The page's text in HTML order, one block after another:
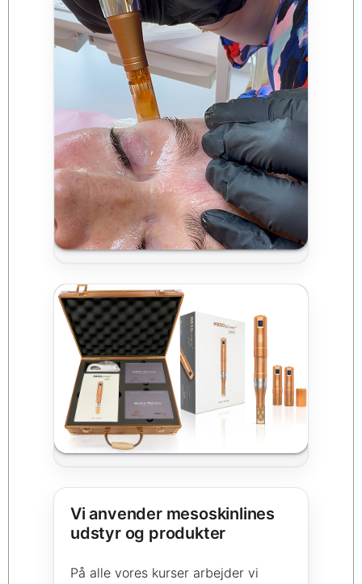
Vi anvender mesoskinlines
udstyr og produkter
På alle vores kurser arbejder vi